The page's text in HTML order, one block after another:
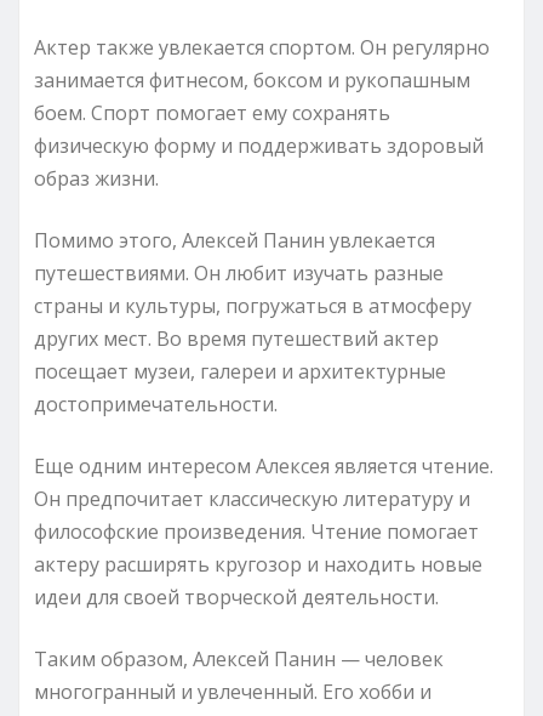
Актер также увлекается спортом. Он регулярно
занимается фитнесом, боксом и рукопашным
боем. Спорт помогает ему сохранять
физическую форму и поддерживать здоровый
образ жизни.
Помимо этого, Алексей Панин увлекается
путешествиями. Он любит изучать разные
страны и культуры, погружаться в атмосферу
других мест. Во время путешествий актер
посещает музеи, галереи и архитектурные
достопримечательности.
Еще одним интересом Алексея является чтение.
Он предпочитает классическую литературу и
философские произведения. Чтение помогает
актеру расширять кругозор и находить новые
идеи для своей творческой деятельности.
Таким образом, Алексей Панин — человек
многогранный и увлеченный. Его хобби и